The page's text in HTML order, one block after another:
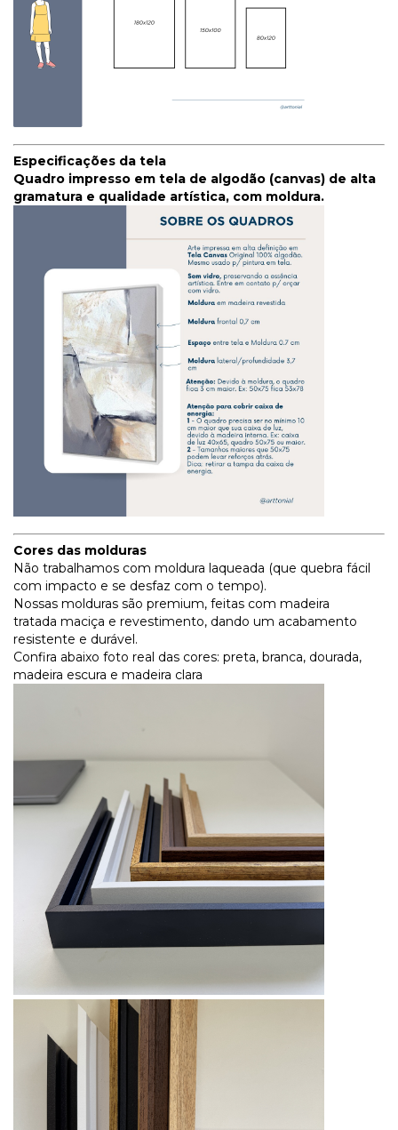
Especificações da tela
Quadro impresso em tela de algodão (canvas) de alta
gramatura e qualidade artística, com moldura.
Cores das molduras
Não trabalhamos com moldura laqueada (que quebra fácil
com impacto e se desfaz com o tempo).
Nossas molduras são premium, feitas com madeira
tratada maciça e revestimento, dando um acabamento
resistente e durável.
Confira abaixo foto real das cores: preta, branca, dourada,
madeira escura e madeira clara